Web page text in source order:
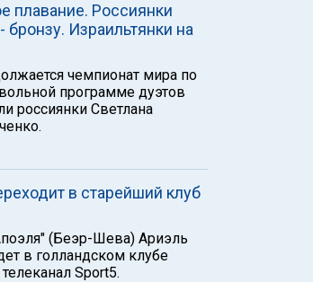
плавание. Россиянки
бронзу. Израильтянки на
чемпионат мира по
программе дуэтов
россиянки Светлана
в старейший клуб
(Беэр-Шева) Ариэль
в голландском клубе
Sport5.